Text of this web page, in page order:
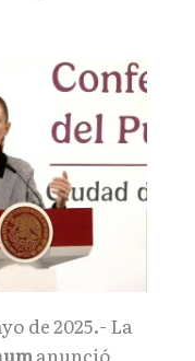
de 2025.- La
anunció